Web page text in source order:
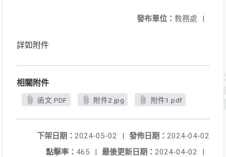
發布單位： 教務處 |
詳如附件
相關附件
函文.PDF 附件2.jpg 附件1.pdf
發佈日期： 2024-04-02
下架日期： 2024-05-02
|
最後更新日期： 2024-04-02 |
點擊率： 465 |